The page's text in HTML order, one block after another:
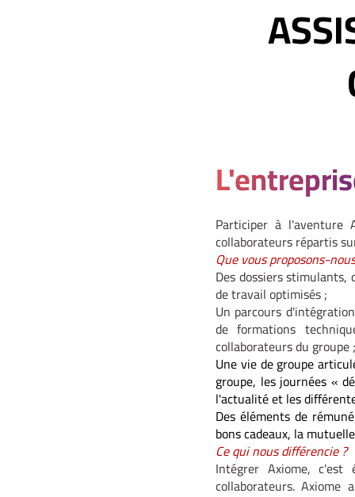
Participer à l'aventure
collaborateurs répartis
Que vous proposons-
Des dossiers
de travail optimisés ;
Un parcours
de formations
collaborateurs du groupe ;
Une vie de groupe
groupe, les journées «
l'actualité et les
Des éléments de
bons cadeaux, la
Ce qui nous différencie ?
Intégrer Axiome,
collaborateurs.